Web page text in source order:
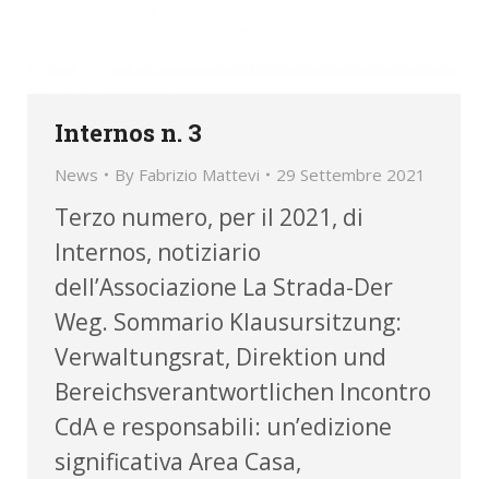
Internos n. 3
News By Fabrizio Mattevi 29 Settembre 2021
Terzo numero, per il 2021, di
Internos, notiziario
dell’Associazione La Strada-Der
Weg. Sommario Klausursitzung:
Verwaltungsrat, Direktion und
Bereichsverantwortlichen Incontro
CdA e responsabili: un’edizione
significativa Area Casa,